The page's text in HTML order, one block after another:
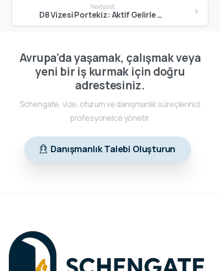
Next post
D8 Vizesi Portekiz: Aktif Gelirle Avrupa’da Oturum Almanın En Güçlü Yolu – Schengate
Avrupa’da yaşamak, çalışmak veya
yeni bir iş kurmak için doğru
adrestesiniz.
Schengate, vize, oturum ve danışmanlık süreçlerinizi
profesyonelce yönetir.
Danışmanlık Talebi Oluşturun